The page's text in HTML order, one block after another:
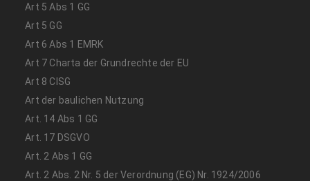
Art 5 Abs 1 GG
Art 5 GG
Art 6 Abs 1 EMRK
Art 7 Charta der Grundrechte der EU
Art 8 CISG
Art der baulichen Nutzung
Art. 14 Abs 1 GG
Art. 17 DSGVO
Art. 2 Abs 1 GG
Art. 2 Abs. 2 Nr. 5 der Verordnung (EG) Nr. 1924/2006